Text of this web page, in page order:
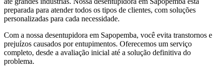
preparada para atender todos os tipos de clientes, com soluções
personalizadas para cada necessidade.
Com a nossa desentupidora em Sapopemba, você evita transtornos e
prejuízos causados por entupimentos. Oferecemos um serviço
completo, desde a avaliação inicial até a solução definitiva do
problema.